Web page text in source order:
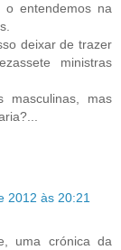
o entendemos na
deixar de trazer
ministras
masculinas, mas
2012 às 20:21
uma crónica da